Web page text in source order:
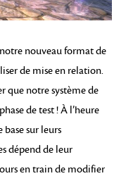
nouveau format de
de mise en relation.
que notre système de
de test ! À l’heure
sur leurs
dépend de leur
en train de modifier